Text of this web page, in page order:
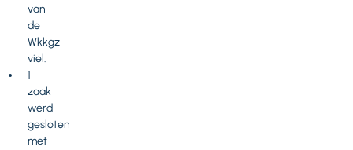
van
de
Wkkgz
viel.
1
zaak
werd
gesloten
met